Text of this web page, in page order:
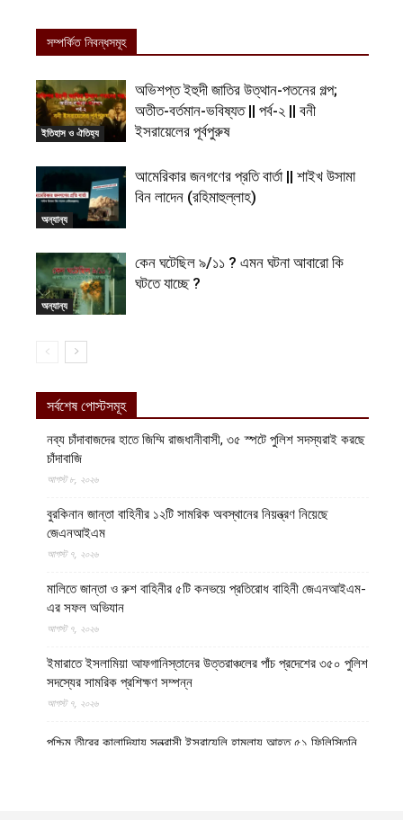
সম্পর্কিত নিবন্ধসমূহ
ইতিহাস ও ঐতিহ্য
অভিশপ্ত ইহুদী জাতির উত্থান-পতনের গল্প;
অতীত-বর্তমান-ভবিষ্যত || পর্ব-২ || বনী
ইসরায়েলের পূর্বপুরুষ
অন্যান্য
আমেরিকার জনগণের প্রতি বার্তা || শাইখ উসামা
বিন লাদেন (রহিমাহুল্লাহ)
অন্যান্য
কেন ঘটেছিল ৯/১১ ? এমন ঘটনা আবারো কি
ঘটতে যাচ্ছে ?
সর্বশেষ পোস্টসমূহ
নব্য চাঁদাবাজদের হাতে জিম্মি রাজধানীবাসী, ৩৫ স্পটে পুলিশ সদস্যরাই করছে
চাঁদাবাজি
আগস্ট ৮, ২০২৬
বুরকিনান জান্তা বাহিনীর ১২টি সামরিক অবস্থানের নিয়ন্ত্রণ নিয়েছে
জেএনআইএম
আগস্ট ৭, ২০২৬
মালিতে জান্তা ও রুশ বাহিনীর ৫টি কনভয়ে প্রতিরোধ বাহিনী জেএনআইএম-
এর সফল অভিযান
আগস্ট ৭, ২০২৬
ইমারাতে ইসলামিয়া আফগানিস্তানের উত্তরাঞ্চলের পাঁচ প্রদেশের ৩৫০ পুলিশ
সদস্যের সামরিক প্রশিক্ষণ সম্পন্ন
আগস্ট ৭, ২০২৬
পশ্চিম তীরের কালান্দিয়ায় সন্ত্রাসী ইসরায়েলি হামলায় আহত ৫১ ফিলিস্তিনি